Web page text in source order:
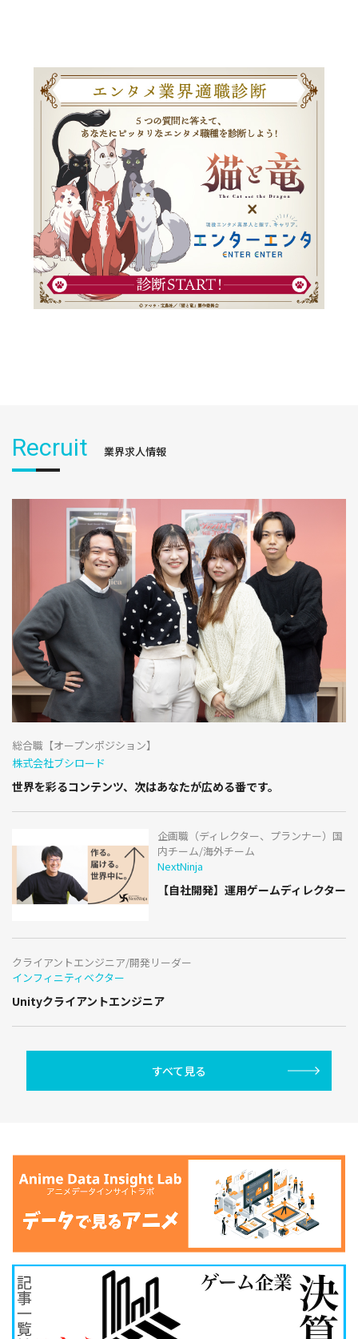
Recruit 業界求人情報
総合職【オープンポジション】
株式会社ブシロード
世界を彩るコンテンツ、次はあなたが広める番です。
企画職（ディレクター、プランナー）国
内チーム/海外チーム
NextNinja
【自社開発】運用ゲームディレクター
クライアントエンジニア/開発リーダー
インフィニティベクター
Unityクライアントエンジニア
すべて見る